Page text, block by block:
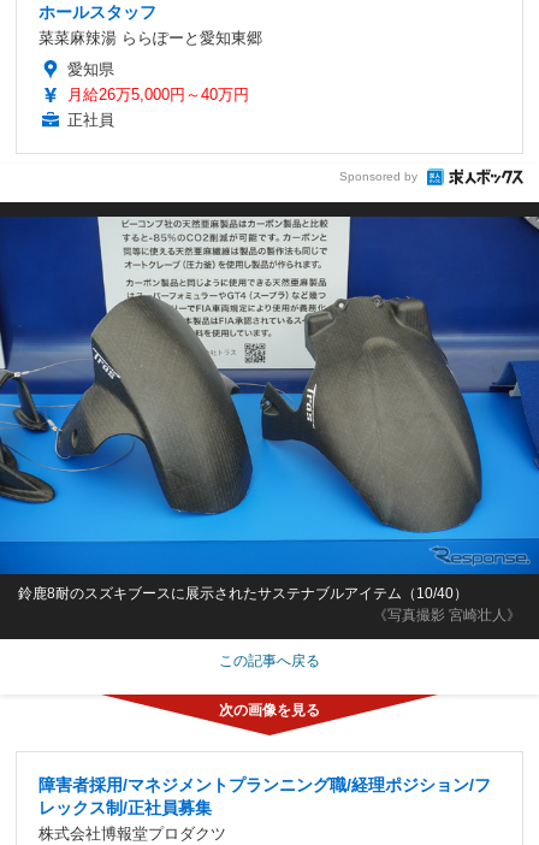
ホールスタッフ
菜菜麻辣湯 ららぽーと愛知東郷
愛知県
月給26万5,000円～40万円
正社員
Sponsored by
《写真撮影 宮崎壮人》
鈴鹿8耐のスズキブースに展示されたサステナブルアイテム（10/40）
この記事へ戻る
障害者採用/マネジメントプランニング職/経理ポジション/フ
レックス制/正社員募集
株式会社博報堂プロダクツ